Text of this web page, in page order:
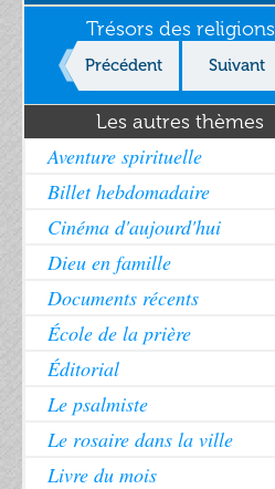
Trésors des religions
Précédent Suivant
Les autres thèmes
Aventure spirituelle
Billet hebdomadaire
Cinéma d'aujourd'hui
Dieu en famille
Documents récents
École de la prière
Éditorial
Le psalmiste
Le rosaire dans la ville
Livre du mois